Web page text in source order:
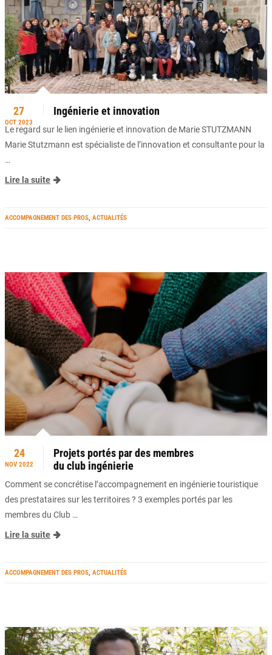
27
OCT 2023
Ingénierie et innovation
Le regard sur le lien ingénierie et innovation de Marie STUTZMANN
Marie Stutzmann est spécialiste de l’innovation et consultante pour la
…
Lire la suite
ACCOMPAGNEMENT DES PROS, ACTUALITÉS
24
NOV 2022
Projets portés par des membres
du club ingénierie
Comment se concrétise l’accompagnement en ingénierie touristique
des prestataires sur les territoires ? 3 exemples portés par les
membres du Club …
Lire la suite
ACCOMPAGNEMENT DES PROS, ACTUALITÉS